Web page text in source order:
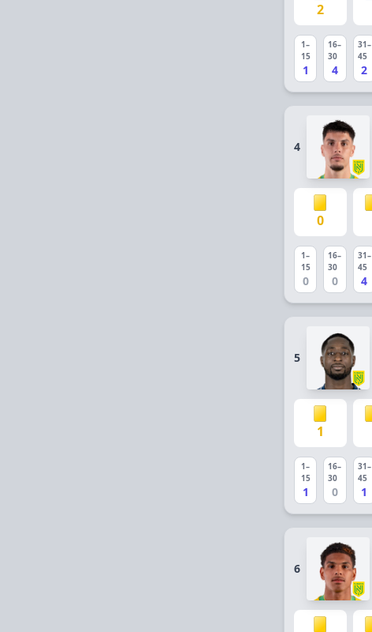
2
1–
15
1
16–
30
4
31–
45
2
4
0
1–
15
0
16–
30
0
31–
45
4
5
1
1–
15
1
16–
30
0
31–
45
1
6